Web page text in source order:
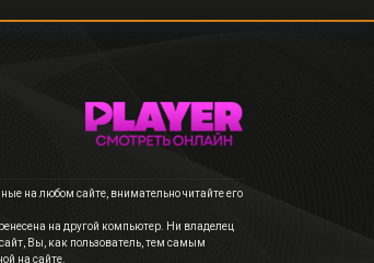
на любом сайте, внимательно читайте его
на другой компьютер. Ни владелец
Вы, как пользователь, тем самым
на сайте.